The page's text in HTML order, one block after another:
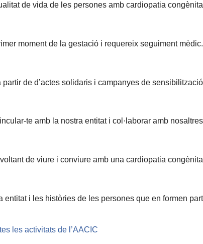
de vida de les persones amb cardiopatia congènita
moment de la gestació i requereix seguiment mèdic.
de d’actes solidaris i campanyes de sensibilització
te amb la nostra entitat i col·laborar amb nosaltres
de viure i conviure amb una cardiopatia congènita
entitat i les històries de les persones que en formen part
les activitats de l’AACIC